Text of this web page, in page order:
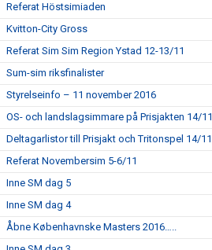
Referat Höstsimiaden
Kvitton-City Gross
Referat Sim Sim Region Ystad 12-13/11
Sum-sim riksfinalister
Styrelseinfo – 11 november 2016
OS- och landslagsimmare på Prisjakten 14/11
Deltagarlistor till Prisjakt och Tritonspel 14/11
Referat Novembersim 5-6/11
Inne SM dag 5
Inne SM dag 4
Åbne Københavnske Masters 2016…..